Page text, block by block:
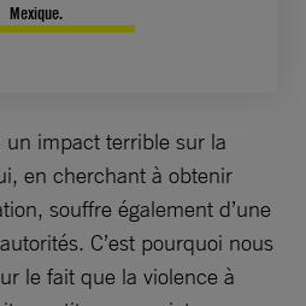
Mexique.
impact terrible sur la
en cherchant à obtenir
souffre également d’une
C’est pourquoi nous
le fait que la violence à